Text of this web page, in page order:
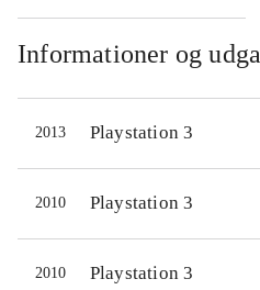
skal man forcere 50
sjove og kunstfærdigt
bane har deres
våben eller
Historien i singlespillet er
nedtonet. Det
sjoveste - er det enorme
Informationer og
2013 Playstation 3
2010 Playstation 3
2010 Playstation 3